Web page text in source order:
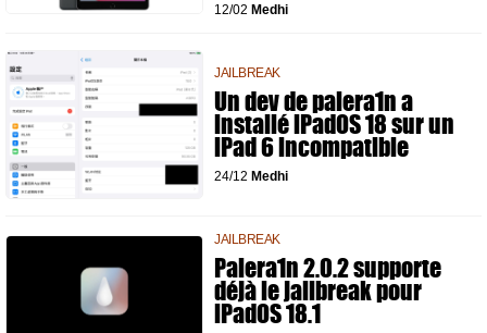
12/02 Medhi
JAILBREAK
Un dev de palera1n a
installé iPadOS 18 sur un
iPad 6 incompatible
24/12 Medhi
JAILBREAK
Palera1n 2.0.2 supporte
déjà le jailbreak pour
iPadOS 18.1